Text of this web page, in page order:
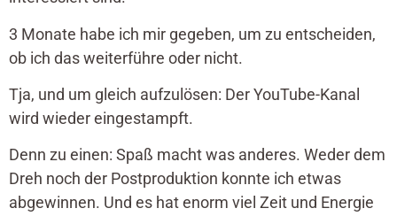
3 Monate habe ich mir gegeben, um zu entscheiden,
ob ich das weiterführe oder nicht.
Tja, und um gleich aufzulösen: Der YouTube-Kanal
wird wieder eingestampft.
Denn zu einen: Spaß macht was anderes. Weder dem
Dreh noch der Postproduktion konnte ich etwas
abgewinnen. Und es hat enorm viel Zeit und Energie